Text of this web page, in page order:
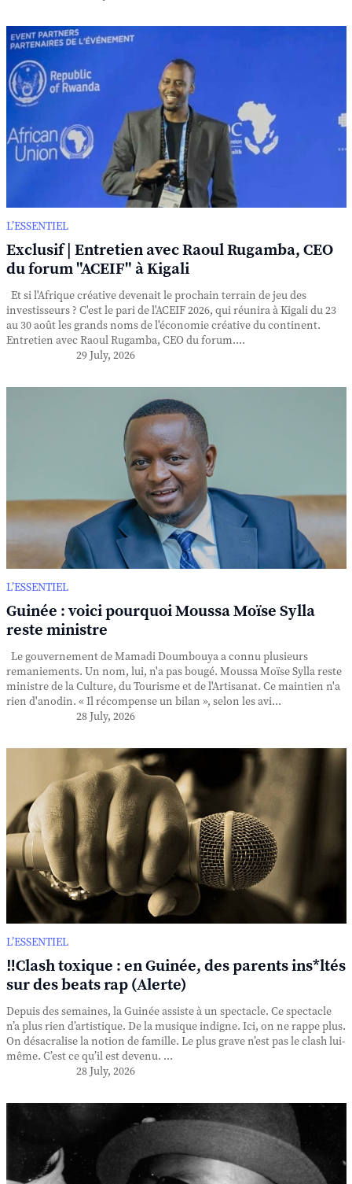
L’ESSENTIEL
Exclusif | Entretien avec Raoul Rugamba, CEO
du forum "ACEIF" à Kigali
Et si l'Afrique créative devenait le prochain terrain de jeu des
investisseurs ? C'est le pari de l'ACEIF 2026, qui réunira à Kigali du 23
au 30 août les grands noms de l'économie créative du continent.
Entretien avec Raoul Rugamba, CEO du forum....
29 July, 2026
L’ESSENTIEL
Guinée : voici pourquoi Moussa Moïse Sylla
reste ministre
Le gouvernement de Mamadi Doumbouya a connu plusieurs
remaniements. Un nom, lui, n'a pas bougé. Moussa Moïse Sylla reste
ministre de la Culture, du Tourisme et de l'Artisanat. Ce maintien n'a
rien d'anodin. « Il récompense un bilan », selon les avi...
28 July, 2026
L’ESSENTIEL
‼️Clash toxique : en Guinée, des parents ins*ltés
sur des beats rap (Alerte)
Depuis des semaines, la Guinée assiste à un spectacle. Ce spectacle
n’a plus rien d’artistique. De la musique indigne. Ici, on ne rappe plus.
On désacralise la notion de famille. Le plus grave n’est pas le clash lui-
même. C’est ce qu’il est devenu. ...
28 July, 2026